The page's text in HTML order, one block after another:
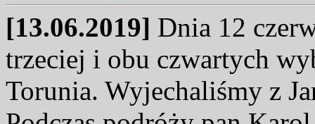
[13.06.2019] Dnia 12
trzeciej i obu czwartych
Torunia. Wyjechaliśmy z